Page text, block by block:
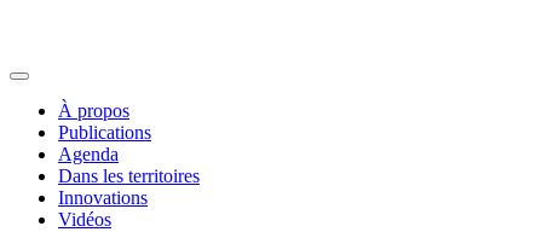
À propos
Publications
Agenda
Dans les territoires
Innovations
Vidéos